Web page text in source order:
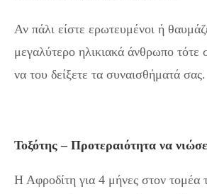
Αν πάλι είστε ερωτευμένοι ή
μεγαλύτερο ηλικιακά άνθρωπο τότε
να του δείξετε τα συναισθήματά σας.
Τοξότης – Προτεραιότητα να
Η Αφροδίτη για 4 μήνες στον τομέα